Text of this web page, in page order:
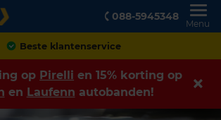
088-5945348
Menu
Achteraf betalen
op Pirelli en 15% korting op
en Laufenn autobanden!